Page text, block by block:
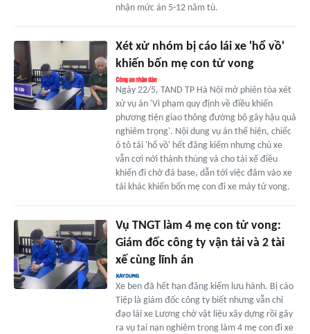
nhận mức án 5-12 năm tù.
Xét xử nhóm bị cáo lái xe 'hổ vồ'
khiến bốn mẹ con tử vong
Ngày 22/5, TAND TP Hà Nội mở phiên tòa xét
xử vụ án 'Vi phạm quy định về điều khiển
phương tiện giao thông đường bộ gây hậu quả
nghiêm trọng'. Nội dung vụ án thể hiện, chiếc
ô tô tải 'hổ vồ' hết đăng kiểm nhưng chủ xe
vẫn cơi nới thành thùng và cho tài xế điều
khiển đi chở đá base, dẫn tới việc đâm vào xe
tải khác khiến bốn mẹ con đi xe máy tử vong.
Vụ TNGT làm 4 mẹ con tử vong:
Giám đốc công ty vận tải và 2 tài
xế cùng lĩnh án
Xe ben đã hết hạn đăng kiểm lưu hành. Bị cáo
Tiệp là giám đốc công ty biết nhưng vẫn chỉ
đạo lái xe Lương chở vật liệu xây dựng rồi gây
ra vụ tai nạn nghiêm trọng làm 4 mẹ con đi xe